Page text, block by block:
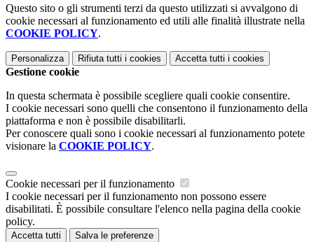
Questo sito o gli strumenti terzi da questo utilizzati si avvalgono di
cookie necessari al funzionamento ed utili alle finalità illustrate nella
COOKIE POLICY.
Personalizza Rifiuta tutti i cookies Accetta tutti i cookies
Gestione cookie
In questa schermata è possibile scegliere quali cookie consentire.
I cookie necessari sono quelli che consentono il funzionamento della
piattaforma e non è possibile disabilitarli.
Per conoscere quali sono i cookie necessari al funzionamento potete
visionare la COOKIE POLICY.
Cookie necessari per il funzionamento
I cookie necessari per il funzionamento non possono essere
disabilitati. È possibile consultare l'elenco nella pagina della cookie
policy.
Accetta tutti Salva le preferenze